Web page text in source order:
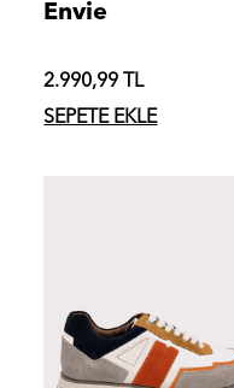
Envie
2.990,99 TL
SEPETE EKLE